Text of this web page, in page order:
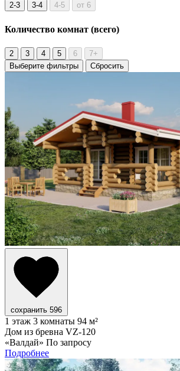
2-3 3-4 4-5 от 6
Количество комнат (всего)
2 3 4 5 6
7+
Выберите фильтры
Сбросить
сохранить 596
1 этаж 3 комнаты 94 м²
Дом из бревна VZ-120
«Валдай» По запросу
Подробнее